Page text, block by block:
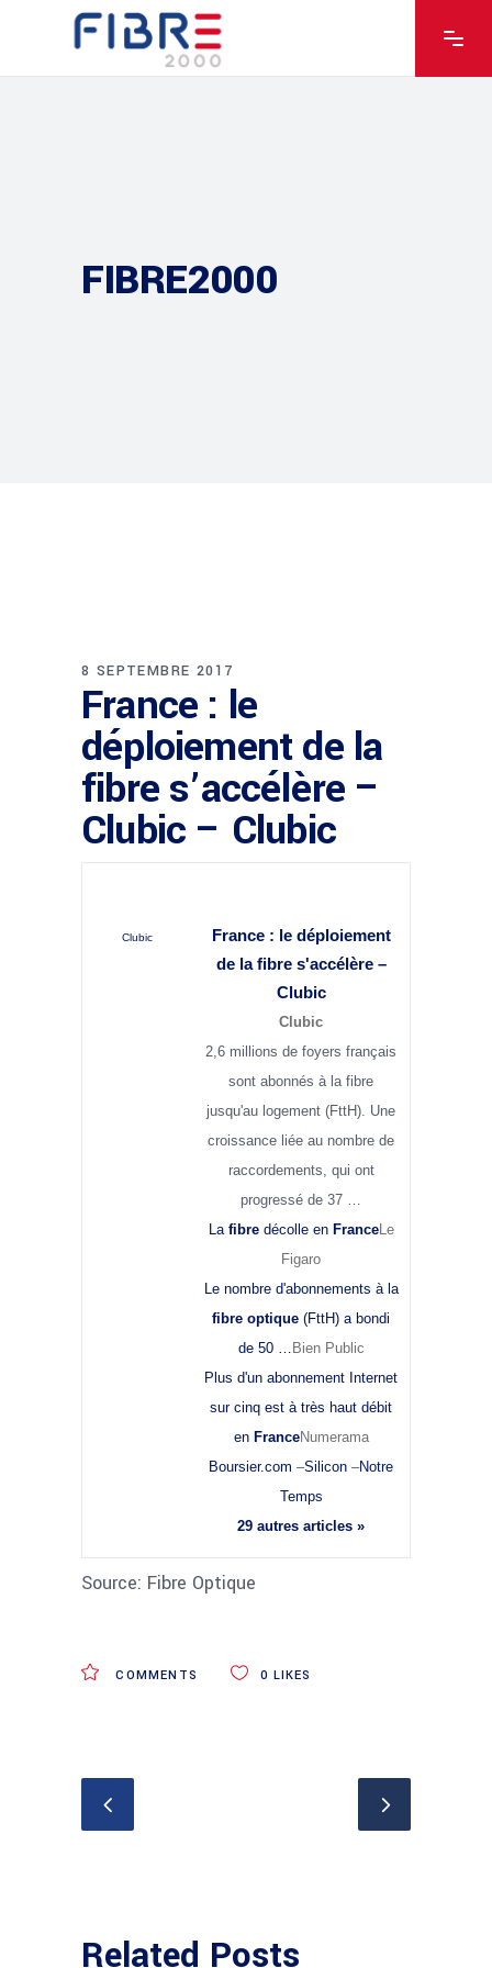
FIBRE2000
8 SEPTEMBRE 2017
France : le
déploiement de la
fibre s’accélère –
Clubic – Clubic
Clubic
France : le déploiement
de la fibre s'accélère –
Clubic
Clubic
2,6 millions de foyers français
sont abonnés à la fibre
jusqu'au logement (FttH). Une
croissance liée au nombre de
raccordements, qui ont
progressé de 37 …
La fibredécolle en FranceLe
Figaro
Le nombre d'abonnements à la
fibre optique (FttH) a bondi
de 50 … Bien Public
Plus d'un abonnement Internet
sur cinq est à très haut débit
en FranceNumerama
Boursier.com –Silicon –Notre
Temps
29 autres articles »
Source: Fibre Optique
COMMENTS 0 LIKES
Related Posts